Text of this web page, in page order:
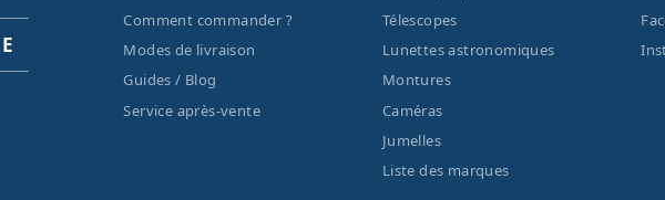
Comment commander ?
Modes de livraison
Guides / Blog
Service après-vente
Télescopes
Lunettes astronomiques
Montures
Caméras
Jumelles
Liste des marques